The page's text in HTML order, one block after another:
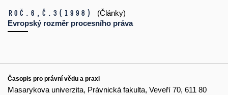
Roč.6, č.3 (1998)
(Články)
Evropský rozměr procesního práva
Časopis pro právní vědu a praxi
Masarykova univerzita, Právnická fakulta, Veveří 70, 611 80